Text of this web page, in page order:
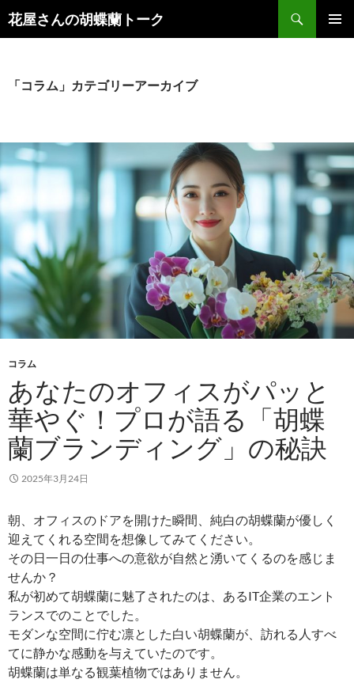
花屋さんの胡蝶蘭トーク
検
索
ン
キ
ッ
「コラム」カテゴリーアーカイブ
コラム
あなたのオフィスがパッと
華やぐ！プロが語る「胡蝶
蘭ブランディング」の秘訣
2025年3月24日
朝、オフィスのドアを開けた瞬間、純白の胡蝶蘭が優しく
迎えてくれる空間を想像してみてください。
その日一日の仕事への意欲が自然と湧いてくるのを感じま
せんか？
私が初めて胡蝶蘭に魅了されたのは、あるIT企業のエント
ランスでのことでした。
モダンな空間に佇む凛とした白い胡蝶蘭が、訪れる人すべ
てに静かな感動を与えていたのです。
胡蝶蘭は単なる観葉植物ではありません。